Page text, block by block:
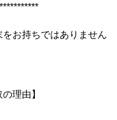
お持ちではありません
理由】